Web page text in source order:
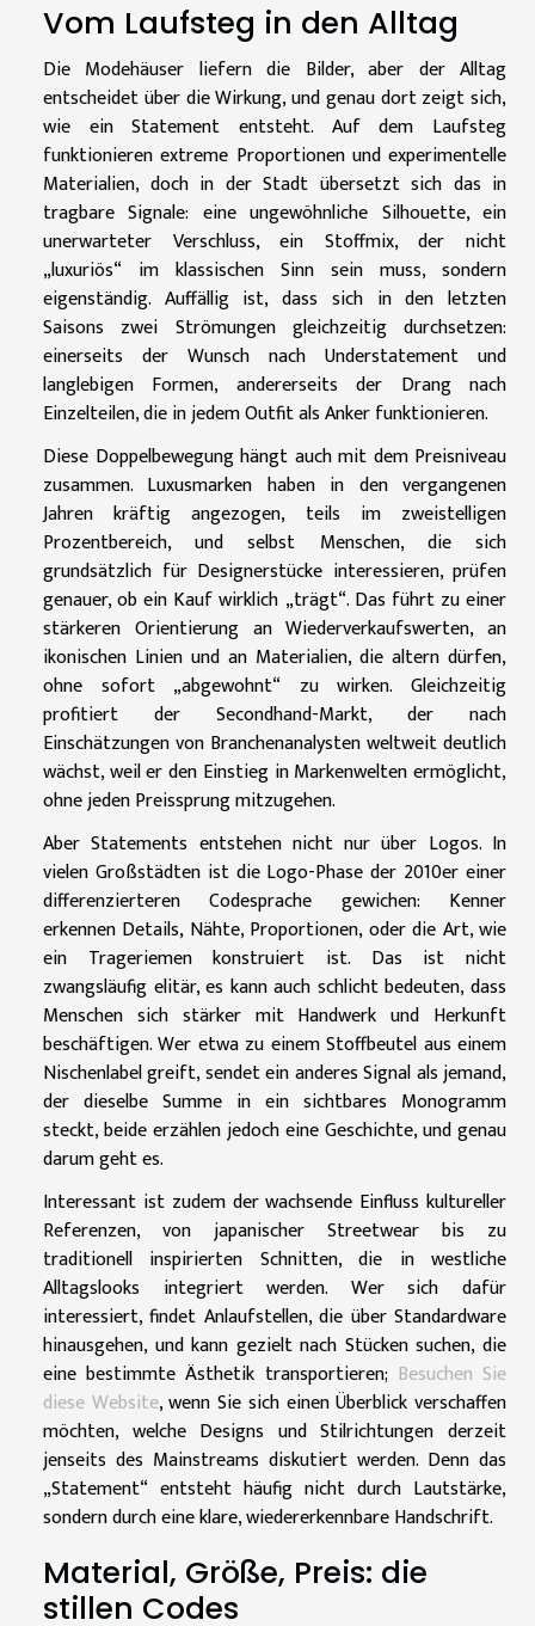
Vom Laufsteg in den Alltag
Die Modehäuser liefern die Bilder, aber der Alltag
entscheidet über die Wirkung, und genau dort zeigt sich,
wie ein Statement entsteht. Auf dem Laufsteg
funktionieren extreme Proportionen und experimentelle
Materialien, doch in der Stadt übersetzt sich das in
tragbare Signale: eine ungewöhnliche Silhouette, ein
unerwarteter Verschluss, ein Stoffmix, der nicht
„luxuriös“ im klassischen Sinn sein muss, sondern
eigenständig. Auffällig ist, dass sich in den letzten
Saisons zwei Strömungen gleichzeitig durchsetzen:
einerseits der Wunsch nach Understatement und
langlebigen Formen, andererseits der Drang nach
Einzelteilen, die in jedem Outfit als Anker funktionieren.
Diese Doppelbewegung hängt auch mit dem Preisniveau
zusammen. Luxusmarken haben in den vergangenen
Jahren kräftig angezogen, teils im zweistelligen
Prozentbereich, und selbst Menschen, die sich
grundsätzlich für Designerstücke interessieren, prüfen
genauer, ob ein Kauf wirklich „trägt“. Das führt zu einer
stärkeren Orientierung an Wiederverkaufswerten, an
ikonischen Linien und an Materialien, die altern dürfen,
ohne sofort „abgewohnt“ zu wirken. Gleichzeitig
profitiert der Secondhand-Markt, der nach
Einschätzungen von Branchenanalysten weltweit deutlich
wächst, weil er den Einstieg in Markenwelten ermöglicht,
ohne jeden Preissprung mitzugehen.
Aber Statements entstehen nicht nur über Logos. In
vielen Großstädten ist die Logo-Phase der 2010er einer
differenzierteren Codesprache gewichen: Kenner
erkennen Details, Nähte, Proportionen, oder die Art, wie
ein Trageriemen konstruiert ist. Das ist nicht
zwangsläufig elitär, es kann auch schlicht bedeuten, dass
Menschen sich stärker mit Handwerk und Herkunft
beschäftigen. Wer etwa zu einem Stoffbeutel aus einem
Nischenlabel greift, sendet ein anderes Signal als jemand,
der dieselbe Summe in ein sichtbares Monogramm
steckt, beide erzählen jedoch eine Geschichte, und genau
darum geht es.
Interessant ist zudem der wachsende Einfluss kultureller
Referenzen, von japanischer Streetwear bis zu
traditionell inspirierten Schnitten, die in westliche
Alltagslooks integriert werden. Wer sich dafür
interessiert, findet Anlaufstellen, die über Standardware
hinausgehen, und kann gezielt nach Stücken suchen, die
eine bestimmte Ästhetik transportieren; Besuchen Sie
diese Website, wenn Sie sich einen Überblick verschaffen
möchten, welche Designs und Stilrichtungen derzeit
jenseits des Mainstreams diskutiert werden. Denn das
„Statement“ entsteht häufig nicht durch Lautstärke,
sondern durch eine klare, wiedererkennbare Handschrift.
Material, Größe, Preis: die
stillen Codes